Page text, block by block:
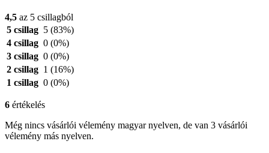
4,5 az 5 csillagból
5 csillag 5 (83%)
4 csillag 0 (0%)
3 csillag 0 (0%)
2 csillag 1 (16%)
1 csillag 0 (0%)
6 értékelés
Még nincs vásárlói vélemény magyar nyelven, de van 3 vásárlói
vélemény más nyelven.